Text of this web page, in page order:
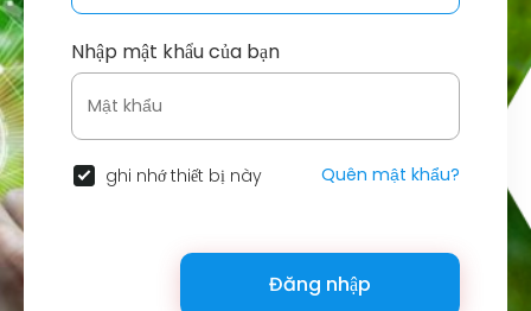
Nhập mật khẩu của bạn
ghi nhớ thiết bị này Quên mật khẩu?
Đăng nhập